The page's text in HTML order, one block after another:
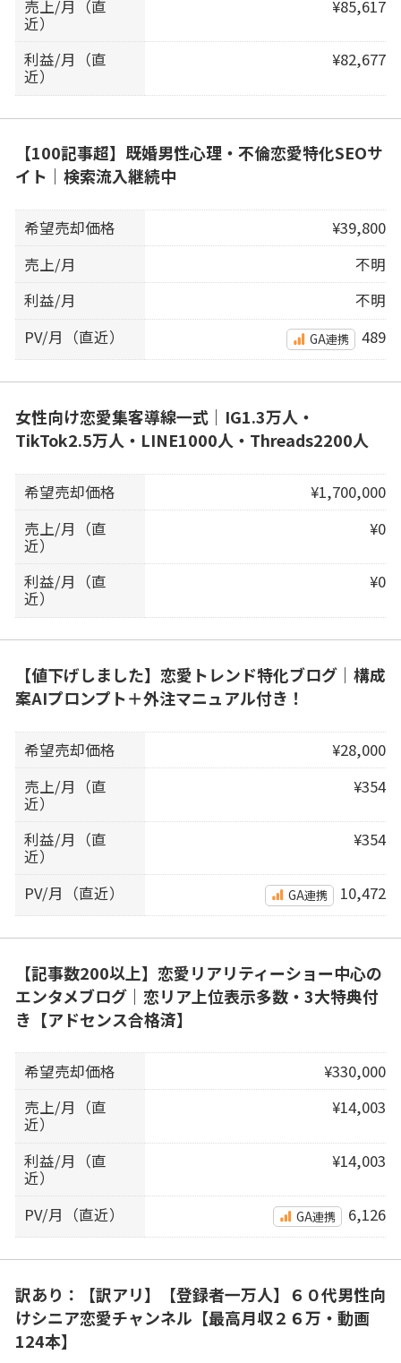
売上/月（直
近）
¥85,617
利益/月（直
近）
¥82,677
【100記事超】既婚男性心理・不倫恋愛特化SEOサ
イト｜検索流入継続中
希望売却価格
¥39,800
売上/月
不明
利益/月
不明
PV/月（直近）
GA連携 489
女性向け恋愛集客導線一式｜IG1.3万人・
TikTok2.5万人・LINE1000人・Threads2200人
希望売却価格
¥1,700,000
売上/月（直
近）
¥0
利益/月（直
近）
¥0
【値下げしました】恋愛トレンド特化ブログ｜構成
案AIプロンプト＋外注マニュアル付き！
希望売却価格
¥28,000
売上/月（直
近）
¥354
利益/月（直
近）
¥354
PV/月（直近） GA連携 10,472
【記事数200以上】恋愛リアリティーショー中心の
エンタメブログ｜恋リア上位表示多数・3大特典付
き【アドセンス合格済】
希望売却価格
¥330,000
売上/月（直
近）
¥14,003
利益/月（直
近）
¥14,003
PV/月（直近） GA連携 6,126
訳あり：【訳アリ】【登録者一万人】６０代男性向
けシニア恋愛チャンネル【最高月収２６万・動画
124本】